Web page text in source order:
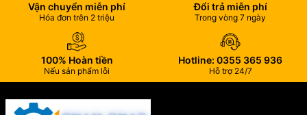
📋 Thông Số Kỹ Thuật
Thông tin
Chi tiết
HA42
Tên sản
Vận chuyển miễn phí
Hóa đơn trên 2 triệu
Đổi trả miễn phí
Trong vòng 7 ngày
100% Hoàn tiền
Nếu sản phẩm lỗi
Hotline: 0355 365 936
Hỗ trợ 24/7